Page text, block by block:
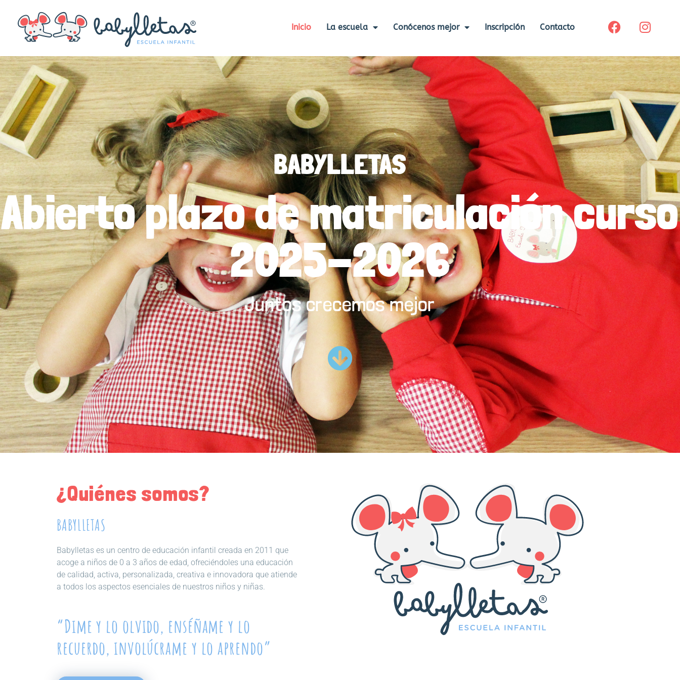
Inicio La escuela Conócenos mejor Inscripción Contacto
BABYLLETAS
Abierto plazo de matriculación curso
2025-2026
Juntos crecemos mejor
¿Quiénes somos?
BABYLLETAS
Babylletas es un centro de educación infantil creada en 2011 que
acoge a niños de 0 a 3 años de edad, ofreciéndoles una educación
de calidad, activa, personalizada, creativa e innovadora que atiende
a todos los aspectos esenciales de nuestros niños y niñas.
“Dime y lo olvido, enséñame y lo
recuerdo, involúcrame y lo aprendo”